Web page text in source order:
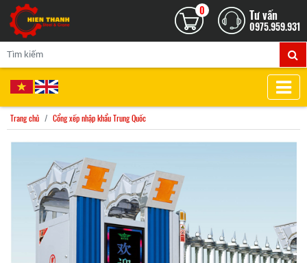
0 Tư vấn
0975.959.931
Trang chủ Cổng xếp nhập khẩu Trung Quốc